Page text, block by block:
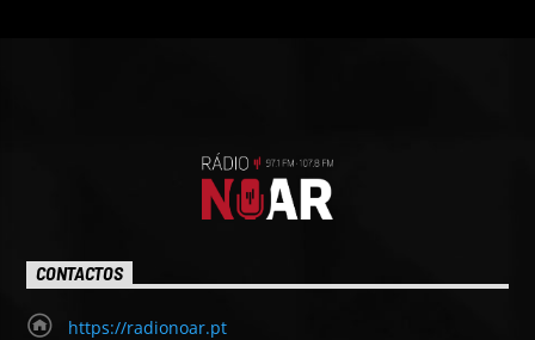
CONTACTOS
https://radionoar.pt